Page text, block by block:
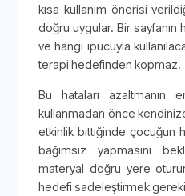
kısa kullanım önerisi
doğru uygular. Bir sayfanın
ve hangi ipucuyla
terapi hedefinden kopmaz.
Bu hataları azaltmanın
kullanmadan önce
etkinlik bittiğinde çocuğun
bağımsız yapmasını
materyal doğru yere
hedefi sadeleştirmek